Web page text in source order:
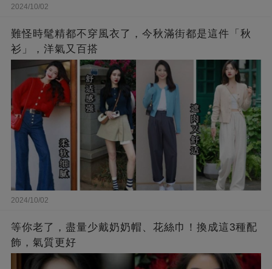
2024/10/02
難怪時髦精都不穿風衣了，今秋滿街都是這件「秋
衫」，洋氣又百搭
2024/10/02
等你老了，盡量少戴奶奶帽、花絲巾！換成這3種配
飾，氣質更好